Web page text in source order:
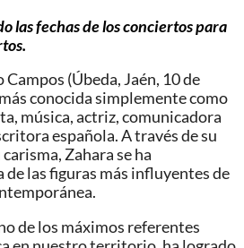
las fechas de los conciertos para
(Úbeda, Jaén, 10 de
conocida simplemente como
música, actriz, comunicadora
española. A través de su
Zahara se ha
las figuras más influyentes de
de los máximos referentes